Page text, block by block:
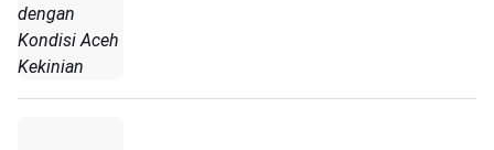
dengan
Kondisi Aceh
Kekinian